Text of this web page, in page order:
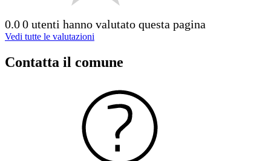
0.00 utenti hanno valutato questa pagina
Vedi tutte le valutazioni
Contatta il comune